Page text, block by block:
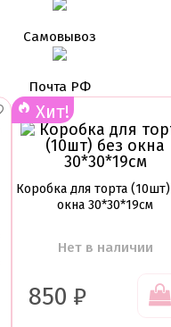
Самовывоз
Почта РФ
Хит!
Коробка для торта
окна 30*30*19см
Нет в наличии
850 ₽